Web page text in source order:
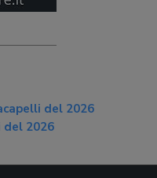
del 2026
2026